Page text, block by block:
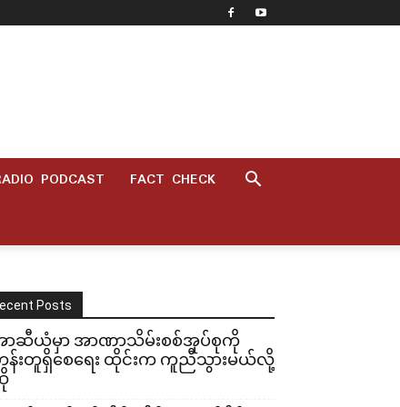
PODCAST
FACT CHECK
Posts
ာဆီယံမှာ အာဏာသိမ်းစစ်အုပ်စုကို
န်းတူရှိစေရေး ထိုင်းက ကူညီသွားမယ်လို့